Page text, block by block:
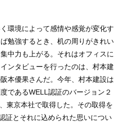
環境によって感情や感覚が変化す
勉強するとき、机の周りがきれい
中力も上がる。それはオフィスに
ンタビューを行ったのは、村本建
本優果さんだ。今年、村本建設は
であるWELL認証のバージョン２
東京本社で取得した。その取得を
証とそれに込められた思いについ